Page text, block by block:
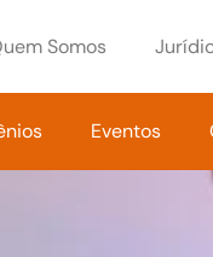
Somos
Eventos